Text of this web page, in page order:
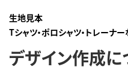
生地見本
Tシャツ・ポロシャツ・トレーナ
デザイン作成に